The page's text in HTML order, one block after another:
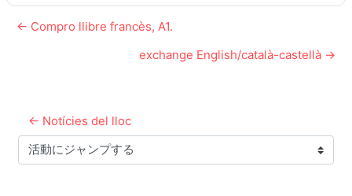
← Compro llibre francès, A1.
exchange English/català-castellà →
← Notícies del lloc
活動にジャンプする